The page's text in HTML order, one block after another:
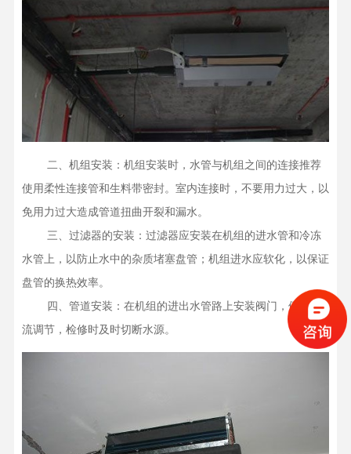
使用柔性连接管和生料带密封。室内连接时，不要用力过大，以
免用力过大造成管道扭曲开裂和漏水。
水管上，以防止水中的杂质堵塞盘管；机组进水应软化，以保证
盘管的换热效率。
流调节，检修时及时切断水源。